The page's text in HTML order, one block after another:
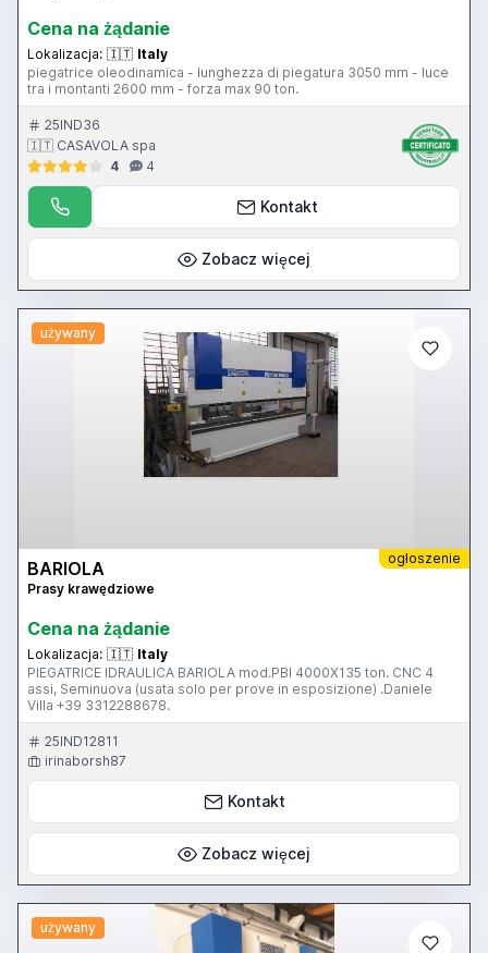
Cena na żądanie
Lokalizacja: 🇮🇹 Italy
piegatrice oleodinamica - lunghezza di piegatura 3050 mm - luce
tra i montanti 2600 mm - forza max 90 ton.
25IND36
🇮🇹 CASAVOLA spa
4
4
Kontakt
Zobacz więcej
używany
ogłoszenie
BARIOLA
Prasy krawędziowe
Cena na żądanie
Lokalizacja: 🇮🇹 Italy
PIEGATRICE IDRAULICA BARIOLA mod.PBI 4000X135 ton. CNC 4
assi, Seminuova (usata solo per prove in esposizione) .Daniele
Villa +39 3312288678.
25IND12811
irinaborsh87
Kontakt
Zobacz więcej
używany